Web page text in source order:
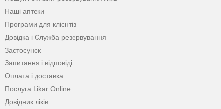
Наші аптеки
Програми для клієнтів
Довідка і Служба резервування
Застосунок
Запитання і відповіді
Оплата і доставка
Послуга Likar Online
Довідник ліків